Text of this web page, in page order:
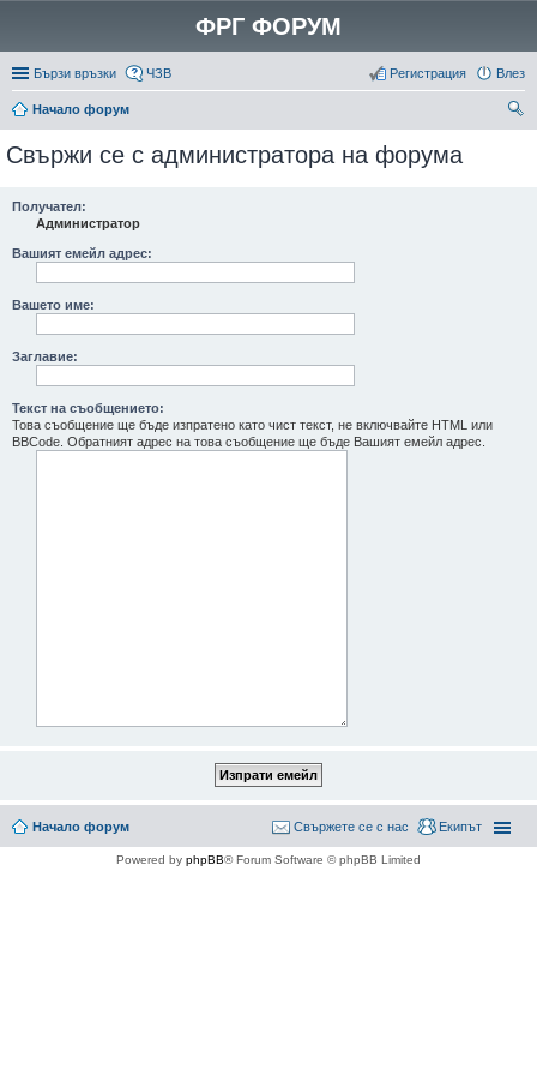
ФРГ ФОРУМ
Бързи връзки ЧЗВ Влез
Регистрация
Начало форум
Свържи се с администратора на форума
Получател:
Администратор
Вашият емейл адрес:
Вашето име:
Заглавие:
Текст на съобщението:
Това съобщение ще бъде изпратено като чист текст, не включвайте HTML или
BBCode. Обратният адрес на това съобщение ще бъде Вашият емейл адрес.
Начало форум Екипът
Свържете се с нас
Powered by phpBB® Forum Software © phpBB Limited